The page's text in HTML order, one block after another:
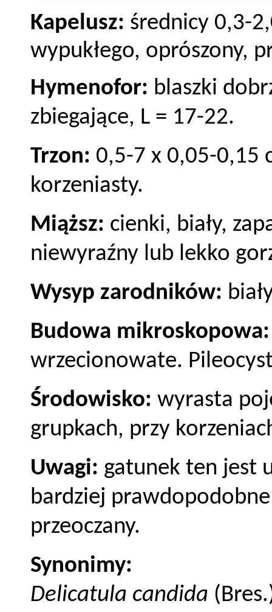
Kapelusz: średnicy 0,3-
wypukłego, oprószony,
Hymenofor: blaszki
zbiegające, L = 17-22.
Trzon: 0,5-7 x 0,05-0,15
korzeniasty.
Miąższ: cienki, biały,
niewyraźny lub lekko
Wysyp zarodników:
Budowa
wrzecionowate.
Środowisko: wyrasta
grupkach, przy
Uwagi: gatunek ten jest
bardziej
przeoczany.
Synonimy:
Delicatula candida